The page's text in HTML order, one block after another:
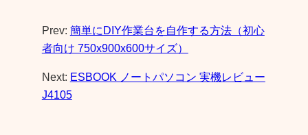
Prev: 簡単にDIY作業台を自作する方法（初心
者向け 750x900x600サイズ）
Next: ESBOOK ノートパソコン 実機レビュー
J4105